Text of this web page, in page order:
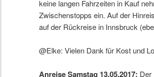
keine langen Fahrzeiten in Kauf
Zwischenstopps ein. Auf der
auf der Rückreise in Innsbruck
@Elke: Vielen Dank für Kost und
Anreise Samstag 13.05.2017: Der